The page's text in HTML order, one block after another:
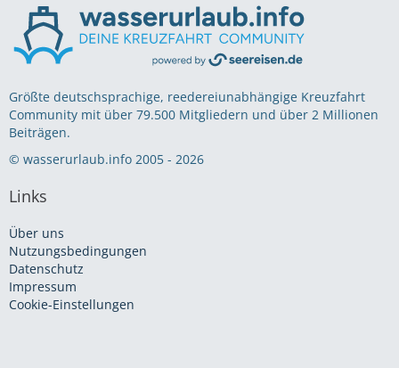
Größte deutschsprachige, reedereiunabhängige Kreuzfahrt
Community mit über 79.500 Mitgliedern und über 2 Millionen
Beiträgen.
© wasserurlaub.info 2005 - 2026
Links
Über uns
Nutzungsbedingungen
Datenschutz
Impressum
Cookie-Einstellungen